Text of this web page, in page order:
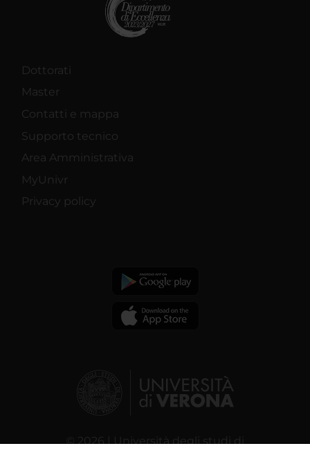
Dottorati
Master
Contatti e mappa
Supporto tecnico
Area Amministrativa
MyUnivr
Privacy policy
© 2026 | Università degli studi di